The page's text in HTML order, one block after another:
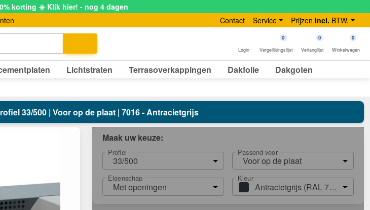
korting ☀️ Klik hier! - nog 4 dagen
Contact Service Prijzen incl. BTW.
Login
0
Vergelijkingslijst
0
Verlanglijst
0
Winkelwagen
Lichtstraten Terrasoverkappingen Dakfolie Dakgoten
33/500 | Voor op de plaat | 7016 - Antracietgrijs
Maak uw keuze:
Profiel
33/500
Passend voor
Voor op de plaat
Eigenschap
Met openingen
Kleur
Antracietgrijs (RAL 7016)